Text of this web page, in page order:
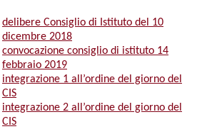
delibere Consiglio di Istituto del 10
dicembre 2018
convocazione consiglio di istituto 14
febbraio 2019
integrazione 1 all’ordine del giorno del
CIS
integrazione 2 all’ordine del giorno del
CIS